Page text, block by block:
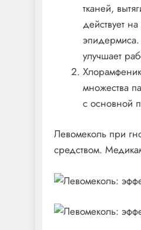
тканей,
действует
эпидермиса.
улучшает
множества
с основной
Левомеколь при
средством.